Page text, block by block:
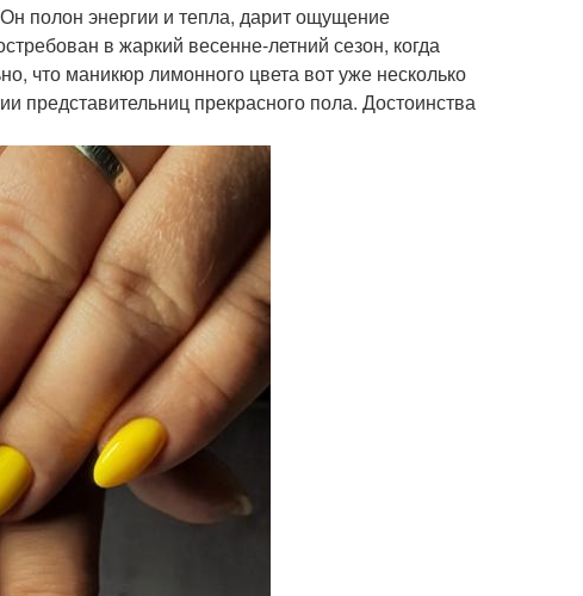
полон энергии и тепла, дарит ощущение
в жаркий весенне-летний сезон, когда
что маникюр лимонного цвета вот уже несколько
представительниц прекрасного пола. Достоинства